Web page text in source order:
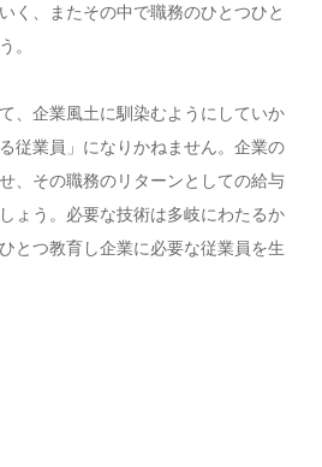
く、またその中で職務のひとつひと
。
、企業風土に馴染むようにしていか
従業員」になりかねません。企業の
、その職務のリターンとしての給与
ょう。 必要な技術は多岐にわたるか
とつ教育し企業に必要な従業員を生